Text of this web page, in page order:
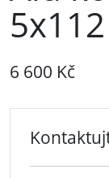
6 600 Kč